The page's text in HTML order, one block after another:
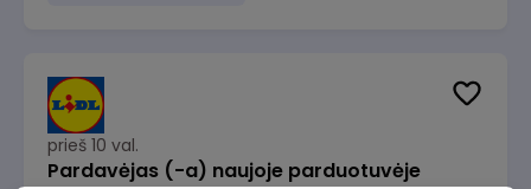
prieš 10 val.
Pardavėjas (-a) naujoje parduotuvėje